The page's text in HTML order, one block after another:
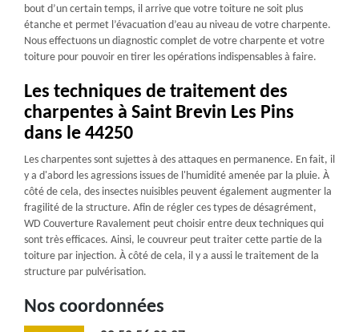
bout d’un certain temps, il arrive que votre toiture ne soit plus
étanche et permet l’évacuation d’eau au niveau de votre charpente.
Nous effectuons un diagnostic complet de votre charpente et votre
toiture pour pouvoir en tirer les opérations indispensables à faire.
Les techniques de traitement des
charpentes à Saint Brevin Les Pins
dans le 44250
Les charpentes sont sujettes à des attaques en permanence. En fait, il
y a d'abord les agressions issues de l'humidité amenée par la pluie. À
côté de cela, des insectes nuisibles peuvent également augmenter la
fragilité de la structure. Afin de régler ces types de désagrément,
WD Couverture Ravalement peut choisir entre deux techniques qui
sont très efficaces. Ainsi, le couvreur peut traiter cette partie de la
toiture par injection. À côté de cela, il y a aussi le traitement de la
structure par pulvérisation.
Nos coordonnées